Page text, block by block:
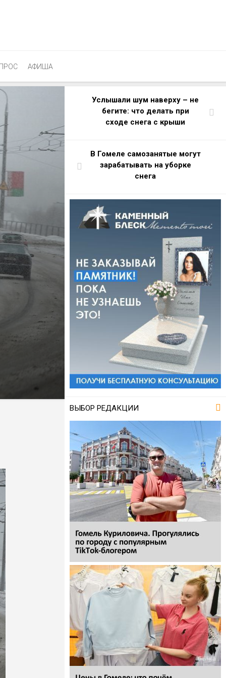
АФИША
Услышали шум наверху – не
бегите: что делать при
сходе снега с крыши
В Гомеле самозанятые могут
зарабатывать на уборке
снега
ВЫБОР РЕДАКЦИИ